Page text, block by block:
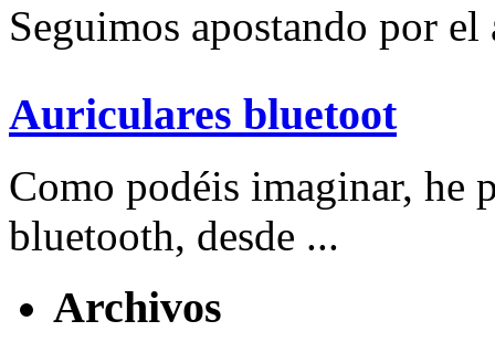
Seguimos apostando por
Auriculares bluetoot
Como podéis imaginar, he
bluetooth, desde ...
Archivos